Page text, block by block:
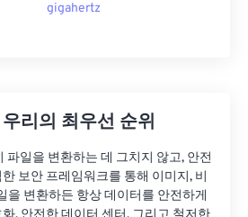
gigahertz
리의 최우선 순위
파일을 변환하는 데 그치지 않고, 안전
보안 프레임워크를 통해 이미지, 비
을 변환하든 항상 데이터를 안전하게